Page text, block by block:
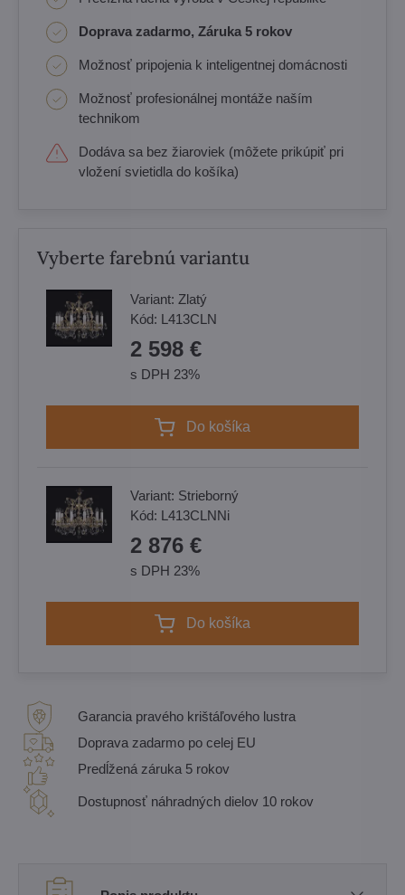
Doprava zadarmo, Záruka 5 rokov
Možnosť pripojenia k inteligentnej domácnosti
Možnosť profesionálnej montáže naším
technikom
Dodáva sa bez žiaroviek (môžete prikúpiť pri
vložení svietidla do košíka)
Vyberte farebnú variantu
Variant: Zlatý
Kód: L413CLN
2 598 €
s DPH 23%
Do košíka
Variant: Strieborný
Kód: L413CLNNi
2 876 €
s DPH 23%
Do košíka
Garancia pravého krištáľového lustra
Doprava zadarmo po celej EU
Predĺžená záruka 5 rokov
Dostupnosť náhradných dielov 10 rokov